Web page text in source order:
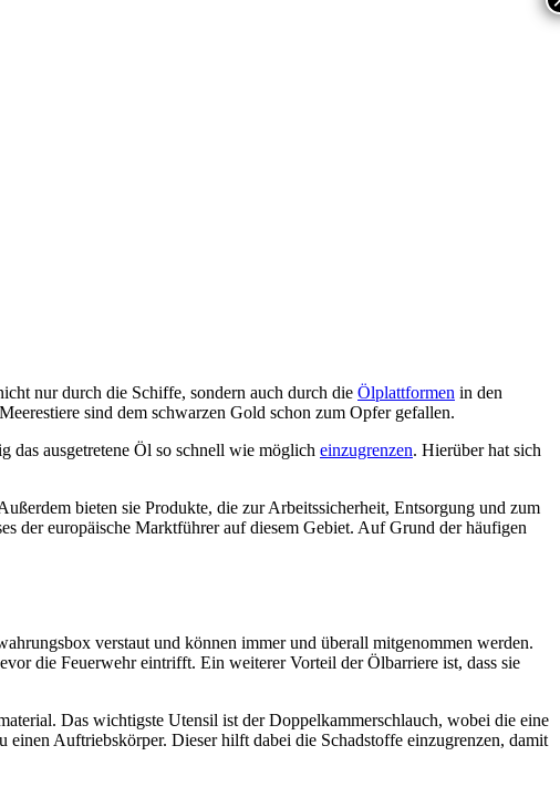
nur durch die Schiffe, sondern auch durch die Ölplattformen in den
sind dem schwarzen Gold schon zum Opfer gefallen.
das ausgetretene Öl so schnell wie möglich einzugrenzen. Hierüber hat sich
bieten sie Produkte, die zur Arbeitssicherheit, Entsorgung und zum
der europäische Marktführer auf diesem Gebiet. Auf Grund der häufigen
verstaut und können immer und überall mitgenommen werden.
die Feuerwehr eintrifft. Ein weiterer Vorteil der Ölbarriere ist, dass sie
Das wichtigste Utensil ist der Doppelkammerschlauch, wobei die eine
Auftriebskörper. Dieser hilft dabei die Schadstoffe einzugrenzen, damit